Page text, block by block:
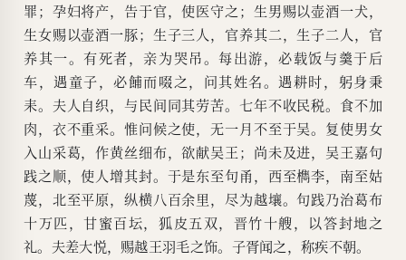
罪；孕妇将产，告于官，使医守之；生男赐以壶酒一犬，
生女赐以壶酒一豚；生子三人，官养其二，生子二人，官
养其一。有死者，亲为哭吊。每出游，必载饭与羹于后
车，遇童子，必餔而啜之，问其姓名。遇耕时，躬身秉
耒。夫人自织，与民间同其劳苦。七年不收民税。食不加
肉，衣不重采。惟问候之使，无一月不至于吴。复使男女
入山采葛，作黄丝细布，欲献吴王；尚未及进，吴王嘉句
践之顺，使人增其封。于是东至句甬，西至檇李，南至姑
蔑，北至平原，纵横八百余里，尽为越壤。句践乃治葛布
十万匹，甘蜜百坛，狐皮五双，晋竹十艘，以答封地之
礼。夫差大悦，赐越王羽毛之饰。子胥闻之，称疾不朝。